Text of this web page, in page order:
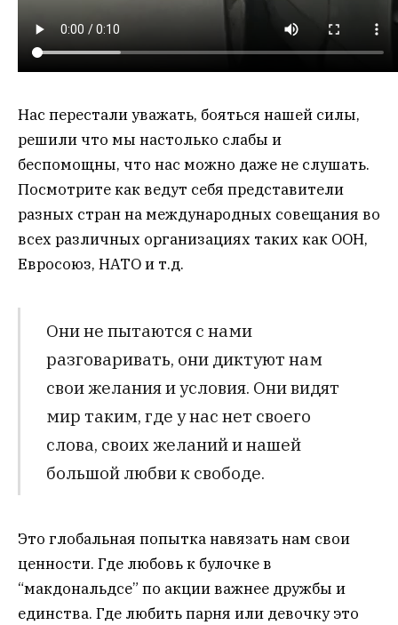
Нас перестали уважать, бояться нашей силы,
решили что мы настолько слабы и
беспомощны, что нас можно даже не слушать.
Посмотрите как ведут себя представители
разных стран на международных совещания во
всех различных организациях таких как ООН,
Евросоюз, НАТО и т.д.
Они не пытаются с нами
разговаривать, они диктуют нам
свои желания и условия. Они видят
мир таким, где у нас нет своего
слова, своих желаний и нашей
большой любви к свободе.
Это глобальная попытка навязать нам свои
ценности. Где любовь к булочке в
“макдональдсе” по акции важнее дружбы и
единства. Где любить парня или девочку это